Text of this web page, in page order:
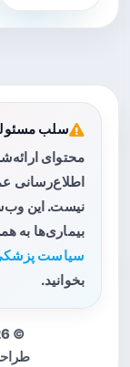
سلب
محتوای
اطلاع‌رسانی
نیست. این
بیماری‌ها به
سیاست
بخوانید.
© 2026 کلیه حقوق محفوظ است.